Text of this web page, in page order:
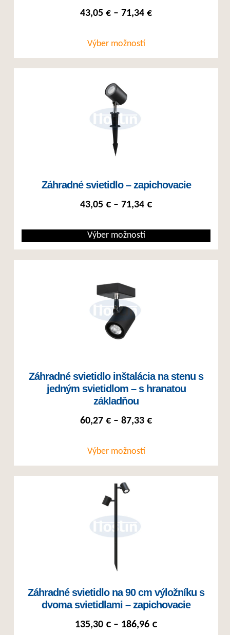
43,05 € – 71,34 €Price range:
Výber možností
Záhradné svietidlo – zapichovacie
43,05 € – 71,34 €Price range:
Výber možností
Záhradné svietidlo inštalácia na stenu s
jedným svietidlom – s hranatou
základňou
60,27 € – 87,33 €Price range:
Výber možností
Záhradné svietidlo na 90 cm výložníku s
dvoma svietidlami – zapichovacie
135,30 € – 186,96 €Price range: